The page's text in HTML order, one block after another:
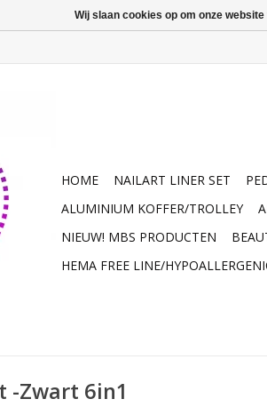
HOME NAILART LINER SET
ALUMINIUM KOFFER/TROLLEY
NIEUW! MBS PRODUCTEN
HEMA FREE LINE/
-Zwart 6in1
Wij slaan cookies op om onze